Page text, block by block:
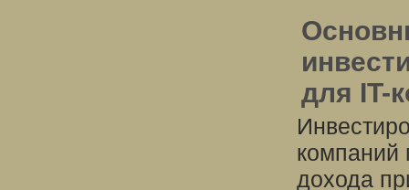
для IT-
компаний
дохода